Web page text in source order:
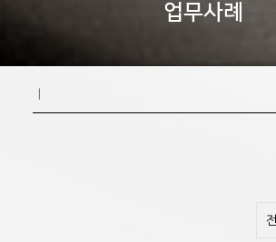
업무사례